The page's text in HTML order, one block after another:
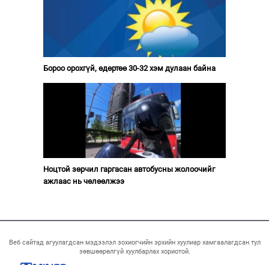
Бороо орохгүй, өдөртөө 30-32 хэм дулаан байна
Ноцтой зөрчил гаргасан автобусны жолоочийг
ажлаас нь чөлөөлжээ
Веб сайтад агуулагдсан мэдээлэл зохиогчийн эрхийн хуулиар хамгаалагдсан тул
зөвшөөрөлгүй хуулбарлах хориотой.